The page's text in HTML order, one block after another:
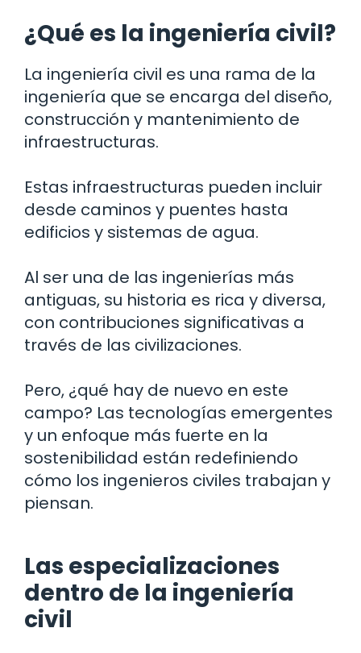
¿Qué es la ingeniería civil?
La ingeniería civil es una rama de la
ingeniería que se encarga del diseño,
construcción y mantenimiento de
infraestructuras.
Estas infraestructuras pueden incluir
desde caminos y puentes hasta
edificios y sistemas de agua.
Al ser una de las ingenierías más
antiguas, su historia es rica y diversa,
con contribuciones significativas a
través de las civilizaciones.
Pero, ¿qué hay de nuevo en este
campo? Las tecnologías emergentes
y un enfoque más fuerte en la
sostenibilidad están redefiniendo
cómo los ingenieros civiles trabajan y
piensan.
Las especializaciones
dentro de la ingeniería
civil